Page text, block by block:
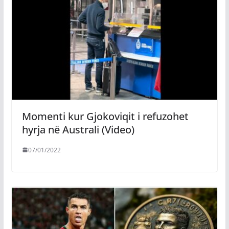
Momenti kur Gjokoviqit i refuzohet
hyrja në Australi (Video)
07/01/2022